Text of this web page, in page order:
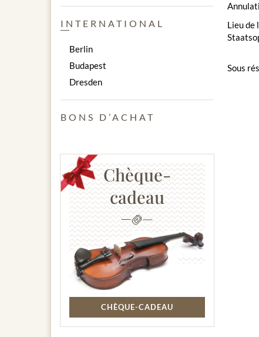
Lieu de
Sous
INTERNATIONAL
Berlin
Budapest
Dresden
BONS D’ACHAT
Chèque-
cadeau
CHÈQUE-CADEAU